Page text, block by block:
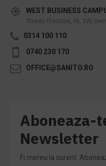
WEST BUSINESS
Strada Preciziei, Nr, 3W,
0314 100 110
0740 230 170
OFFICE@SANITO.RO
Aboneaza-
Newsletter
Fi mereu la curent.